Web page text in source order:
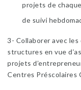
projets de
de suivi
3- Collaborer avec
structures en vue
projets
Centres Préscolaires